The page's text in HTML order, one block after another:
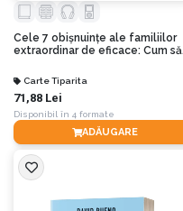
Cele 7 obișnuințe ale familiilor
extraordinar de eficace: Cum să
frumoasă într-o lume agitată.
Ediția a II-a
Carte Tiparita
71,88 Lei
Disponibil în 4 formate
ADĂUGARE